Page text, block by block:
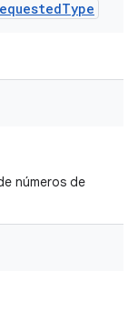
Type
números de